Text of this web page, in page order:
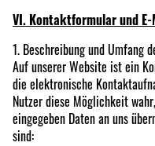
VI. Kontaktformular und
1. Beschreibung und Umfang
Auf unserer Website ist ein
die elektronische
Nutzer diese Möglichkeit
eingegeben Daten an uns
sind: